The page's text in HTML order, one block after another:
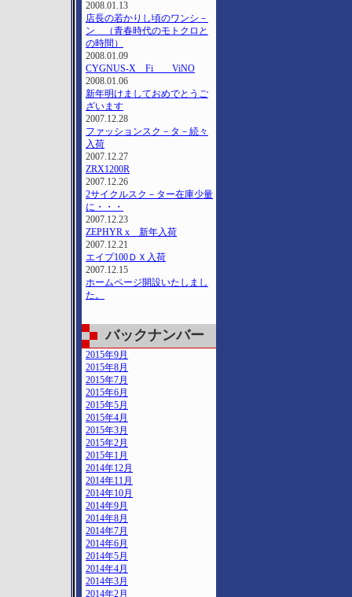
2008.01.13
店長の若かりし頃のワンシ－
ン （青春時代のモトクロと
の時間）
2008.01.09
CYGNUS-X Fi ViNO
2008.01.06
新年明けましておめでとうご
ざいます
2007.12.28
ファッションスク－タ－続々
入荷
2007.12.27
ZRX1200R
2007.12.26
2サイクルスク－ター在庫少量
に・・・
2007.12.23
ZEPHYR x 新年入荷
2007.12.21
エイプ100ＤＸ入荷
2007.12.15
ホームページ開設いたしまし
た。
バックナンバー
2015年9月
2015年8月
2015年7月
2015年6月
2015年5月
2015年4月
2015年3月
2015年2月
2015年1月
2014年12月
2014年11月
2014年10月
2014年9月
2014年8月
2014年7月
2014年6月
2014年5月
2014年4月
2014年3月
2014年2月